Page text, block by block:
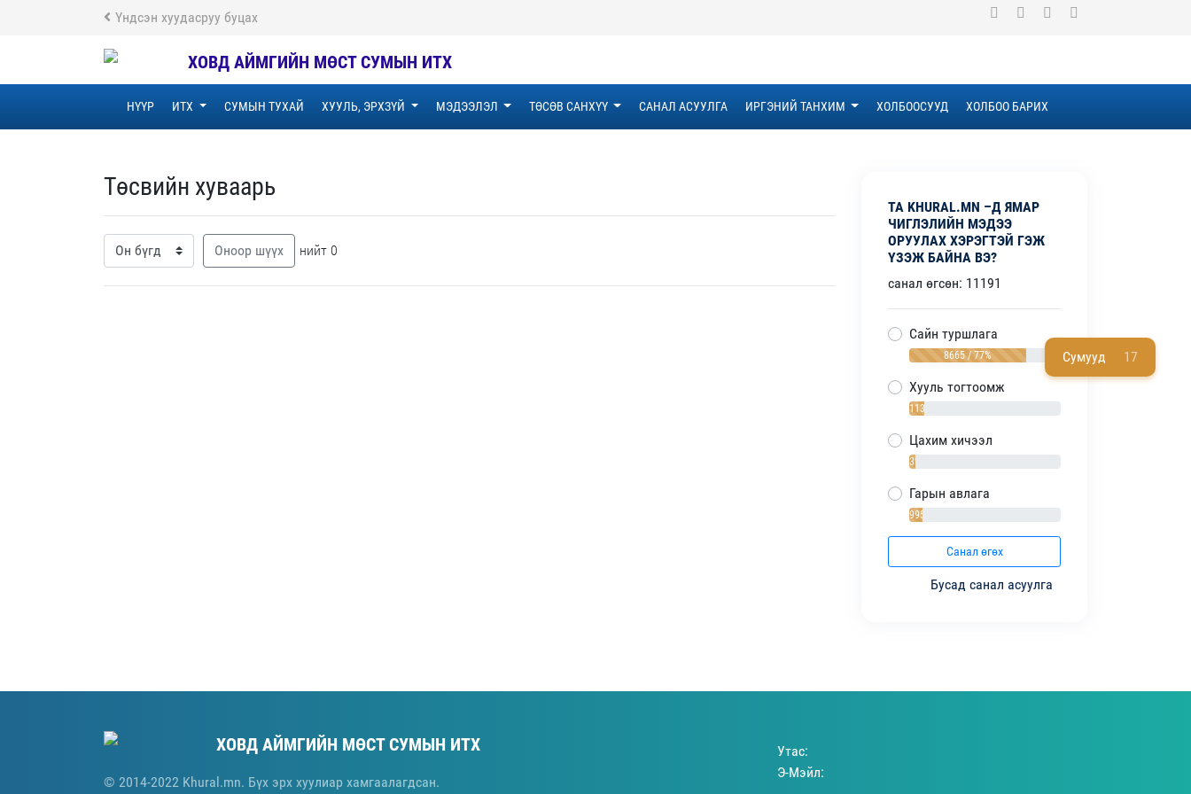
Үндсэн хуудасруу буцах
ХОВД АЙМГИЙН МӨСТ СУМЫН ИТХ
НҮҮР ИТХ СУМЫН ТУХАЙ ХУУЛЬ, ЭРХЗҮЙ МЭДЭЭЛЭЛ ТӨСӨВ САНХҮҮ САНАЛ АСУУЛГА ИРГЭНИЙ ТАНХИМ ХОЛБООСУУД ХОЛБОО БАРИХ
Сумууд 17
Төсвийн хуваарь
Оноор шүүх нийт 0
ТА KHURAL.MN –Д ЯМАР
ЧИГЛЭЛИЙН МЭДЭЭ
ОРУУЛАХ ХЭРЭГТЭЙ ГЭЖ
ҮЗЭЖ БАЙНА ВЭ?
санал өгсөн: 11191
Сайн туршлага
8665 / 77%
Хууль тогтоомж
1138 / 10%
Цахим хичээл
393 / 4%
Гарын авлага
995 / 9%
Санал өгөх
Бусад санал асуулга
ХОВД АЙМГИЙН МӨСТ СУМЫН ИТХ
© 2014-2022 Khural.mn. Бүх эрх хуулиар хамгаалагдсан.
Утас:
Э-Мэйл: